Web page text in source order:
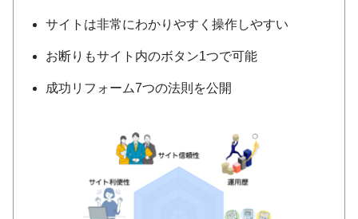
サイトは非常にわかりやすく操作しやすい
お断りもサイト内のボタン1つで可能
成功リフォーム7つの法則を公開